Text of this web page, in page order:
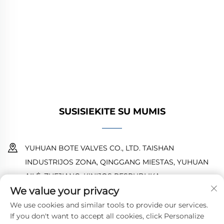
SUSISIEKITE SU MUMIS
YUHUAN BOTE VALVES CO., LTD. TAISHAN
INDUSTRIJOS ZONA, QINGGANG MIESTAS, YUHUAN
AILĖ, ZHEJIANG, KINIJOS RESPUBLIKA
18968473237
[email protected]
We value your privacy
We use cookies and similar tools to provide our services.
If you don't want to accept all cookies, click Personalize